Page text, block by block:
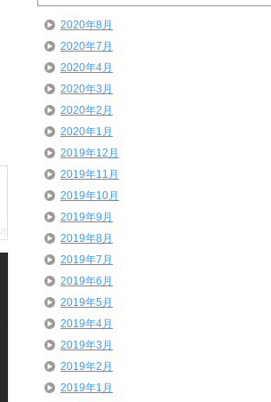
2020年8月
2020年7月
2020年4月
2020年3月
2020年2月
2020年1月
2019年12月
2019年11月
2019年10月
2019年9月
2019年8月
2019年7月
2019年6月
2019年5月
2019年4月
2019年3月
2019年2月
2019年1月